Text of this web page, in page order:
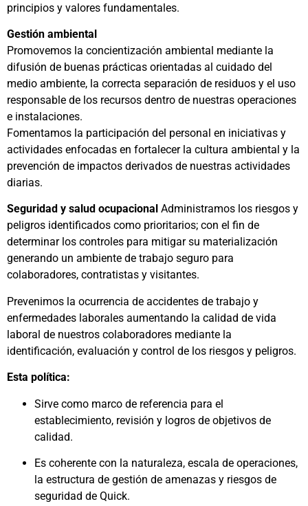
principios y valores fundamentales.
Gestión ambiental
Promovemos la concientización ambiental mediante la
difusión de buenas prácticas orientadas al cuidado del
medio ambiente, la correcta separación de residuos y el uso
responsable de los recursos dentro de nuestras operaciones
e instalaciones.
Fomentamos la participación del personal en iniciativas y
actividades enfocadas en fortalecer la cultura ambiental y la
prevención de impactos derivados de nuestras actividades
diarias.
Seguridad y salud ocupacional Administramos los riesgos y
peligros identificados como prioritarios; con el fin de
determinar los controles para mitigar su materialización
generando un ambiente de trabajo seguro para
colaboradores, contratistas y visitantes.
Prevenimos la ocurrencia de accidentes de trabajo y
enfermedades laborales aumentando la calidad de vida
laboral de nuestros colaboradores mediante la
identificación, evaluación y control de los riesgos y peligros.
Esta política:
Sirve como marco de referencia para el
establecimiento, revisión y logros de objetivos de
calidad.
Es coherente con la naturaleza, escala de operaciones,
la estructura de gestión de amenazas y riesgos de
seguridad de Quick.